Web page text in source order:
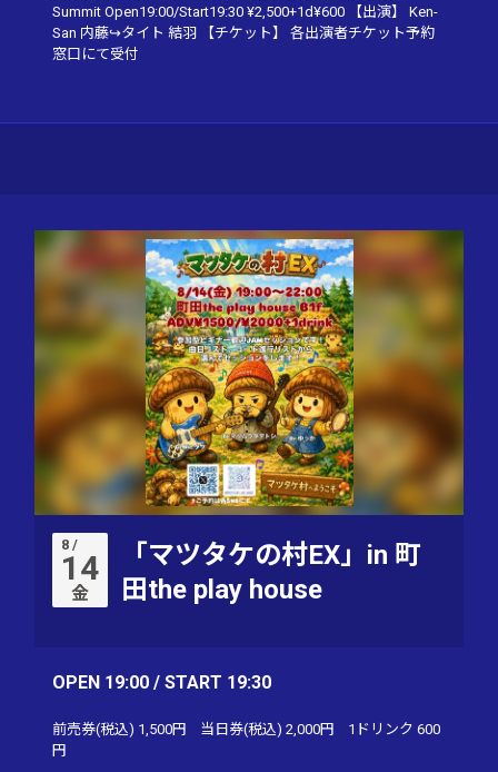
Summit Open19:00/Start19:30 ¥2,500+1d¥600 【出演】 Ken-
San 内藤↪︎タイト 結羽 【チケット】 各出演者チケット予約
窓口にて受付
8 /
14
金
「マツタケの村EX」in 町
田the play house
OPEN 19:00 / START 19:30
前売券(税込) 1,500円 当日券(税込) 2,000円 1ドリンク 600
円